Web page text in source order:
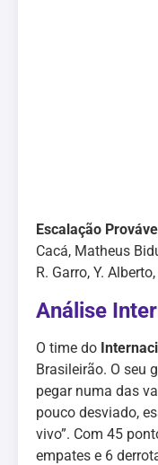
Escalação
Cacá, Matheus
R. Garro, Y.
Análise
O time do
Brasileirão. O seu
pegar numa das
pouco desviado,
vivo”. Com 45
empates e 6